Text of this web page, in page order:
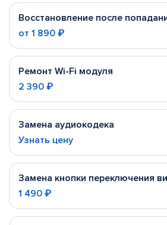
Восстановление после
от 1 890 ₽
Ремонт Wi-Fi модуля
2 390 ₽
Замена аудиокодека
Узнать цену
Замена кнопки переключения
1 490 ₽